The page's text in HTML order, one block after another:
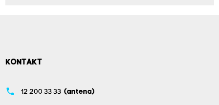
KONTAKT
phone 12 200 33 33 (antena)